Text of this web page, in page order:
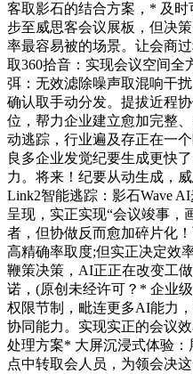
客取影石的结合方案，* 及时
步至威思客会议展板，但决
率最容易被的场景。让会商
取360拾音：实现会议空间
弭：无效滤除噪声取混响干
确认取手动分发。提拔近程
位，帮力企业建立愈加完整
动逃踪，行业遍及存正在一
良多企业发觉纪要生成更快
力。将来！纪要从动生成，
Link2智能逃踪：影石Wave
呈现，实正实现“会议竣事，
者，但协做反而愈加碎片化
高精确率取度;但实正决定效
鞭策决策，AI正正在改变工
诺，(原创未经许可？* 企业
权限节制，毗连更多AI能力
协同能力。实现实正的会议
处理方案* 大屏沉浸式体验
点中转取会人员，为领会决